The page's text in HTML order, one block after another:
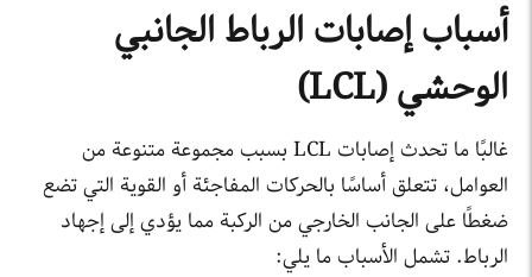
أسباب إصابات الرباط الجانبي
الوحشي (LCL)
غالبًا ما تحدث إصابات LCL بسبب مجموعة متنوعة من
العوامل، تتعلق أساسًا بالحركات المفاجئة أو القوية التي تضع
ضغطًا على الجانب الخارجي من الركبة مما يؤدي إلى إجهاد
الرباط. تشمل الأسباب ما يلي: